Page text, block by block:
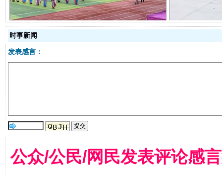
时事新闻
发表感言：
公众/公民/网民发表评论感